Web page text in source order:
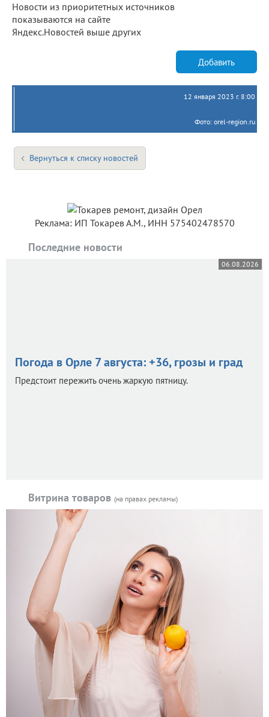
Новости из приоритетных источников
показываются на сайте
Яндекс.Новостей выше других
Добавить
12 января 2023 г. 8:00
Фото: orel-region.ru
Вернуться к списку новостей
Реклама: ИП Токарев А.М., ИНН 575402478570
Последние новости
06.08.2026
Погода в Орле 7 августа: +36, грозы и град
Предстоит пережить очень жаркую пятницу.
Витрина товаров (на правах рекламы)